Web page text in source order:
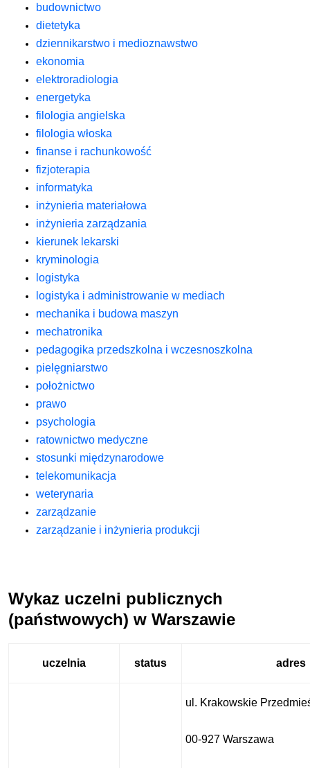
budownictwo
dietetyka
dziennikarstwo i medioznawstwo
ekonomia
elektroradiologia
energetyka
filologia angielska
filologia włoska
finanse i rachunkowość
fizjoterapia
informatyka
inżynieria materiałowa
inżynieria zarządzania
kierunek lekarski
kryminologia
logistyka
logistyka i administrowanie w mediach
mechanika i budowa maszyn
mechatronika
pedagogika przedszkolna i wczesnoszkolna
pielęgniarstwo
położnictwo
prawo
psychologia
ratownictwo medyczne
stosunki międzynarodowe
telekomunikacja
weterynaria
zarządzanie
zarządzanie i inżynieria produkcji
Wykaz uczelni publicznych
(państwowych) w Warszawie
uczelnia status adres
ul. Krakowskie
00-927 Warszawa